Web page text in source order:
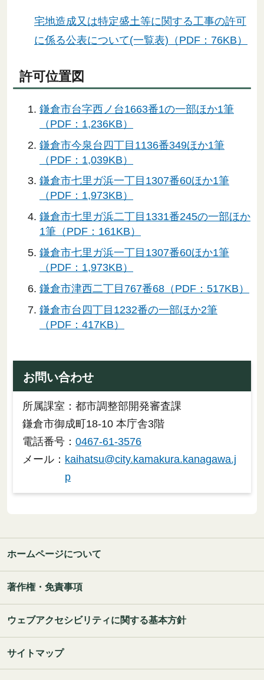
宅地造成又は特定盛土等に関する工事の許可
に係る公表について(一覧表)（PDF：76KB）
許可位置図
鎌倉市台字西ノ台1663番1の一部ほか1筆
（PDF：1,236KB）
鎌倉市今泉台四丁目1136番349ほか1筆
（PDF：1,039KB）
鎌倉市七里ガ浜一丁目1307番60ほか1筆
（PDF：1,973KB）
鎌倉市七里ガ浜二丁目1331番245の一部ほか
1筆（PDF：161KB）
鎌倉市七里ガ浜一丁目1307番60ほか1筆
（PDF：1,973KB）
鎌倉市津西二丁目767番68（PDF：517KB）
鎌倉市台四丁目1232番の一部ほか2筆
（PDF：417KB）
お問い合わせ
所属課室：都市調整部開発審査課
鎌倉市御成町18-10 本庁舎3階
電話番号： 0467-61-3576
メール： kaihatsu@city.kamakura.kanagawa.j
p
ホームページについて
著作権・免責事項
ウェブアクセシビリティに関する基本方針
サイトマップ